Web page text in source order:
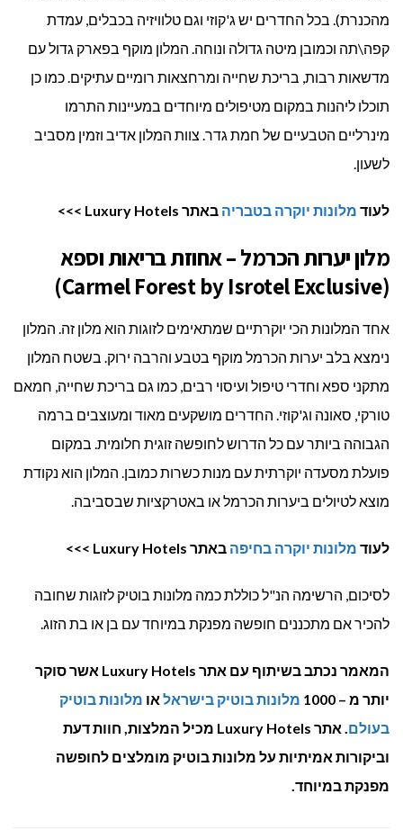
מהכנרת). בכל החדרים יש ג'קוזי וגם טלוויזיה בכבלים, עמדת
קפה\תה וכמובן מיטה גדולה ונוחה. המלון מוקף בפארק גדול עם
מדשאות רבות, בריכת שחייה ומרחצאות רומיים עתיקים. כמו כן
תוכלו ליהנות במקום מטיפולים מיוחדים במעיינות התרמו
מינרליים הטבעיים של חמת גדר. צוות המלון אדיב וזמין מסביב
לשעון.
לעוד מלונות יוקרה בטבריה באתר Luxury Hotels >>>
מלון יערות הכרמל – אחוזת בריאות וספא
(Carmel Forest by Isrotel Exclusive)
אחד המלונות הכי יוקרתיים שמתאימים לזוגות הוא מלון זה. המלון
נימצא בלב יערות הכרמל מוקף בטבע והרבה ירוק. בשטח המלון
מתקני ספא וחדרי טיפול ועיסוי רבים, כמו גם בריכת שחייה, חמאם
טורקי, סאונה וג'קוזי. החדרים מושקעים מאוד ומעוצבים ברמה
הגבוהה ביותר עם כל הדרוש לחופשה זוגית חלומית. במקום
פועלת מסעדה יוקרתית עם מנות כשרות כמובן. המלון הוא נקודת
מוצא לטיולים ביערות הכרמל או באטרקציות שבסביבה.
לעוד מלונות יוקרה בחיפה באתר Luxury Hotels >>>
לסיכום, הרשימה הנ"ל כוללת כמה מלונות בוטיק לזוגות שחובה
להכיר אם מתכננים חופשה מפנקת במיוחד עם בן או בת הזוג.
המאמר נכתב בשיתוף עם אתר Luxury Hotels אשר סוקר
יותר מ – 1000
מלונות בוטיק בישראל או מלונות בוטיק
בעולם
. אתר Luxury Hotels מכיל המלצות, חוות דעת
וביקורות אמיתיות על מלונות בוטיק מומלצים לחופשה
מפנקת במיוחד.